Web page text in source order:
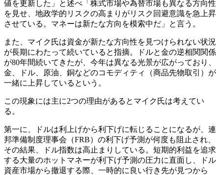
値を更新した」と述べ「株式市場や為替市場も異なる方向性
を見せ、地政学的リスクの高まりがリスク回避意識を急上昇
させている。マネーは新たな方向を模索中だ」と言う。
また、マイク氏は資金が新たな方向性を見つけられない状況
が長期にわたって続いていると指摘。ドルと金の逆相関関係
が80年間続いてきたが、今年は異なる光景が広がっており、
金、ドル、原油、銅などのコモディティ（商品先物取引）が
一緒に上昇しているという。
この現象には主に2つの理由があるとマイク氏は考えてい
る。
第一に、ドルは利上げから利下げに転じることになるが、連
邦準備制度理事会（FRB）の利下げ予測が何度も阻止され、
その結果、ドル指数は高止まりしている。短期的利益を追求
する大量のホットマネーが利下げ予測の圧力に直面し、ドル
資産市場から撤退する際、一時的に良い行き先が見つから